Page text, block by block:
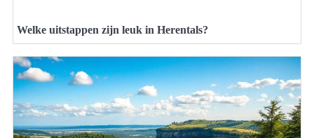
Welke uitstappen zijn leuk in Herentals?